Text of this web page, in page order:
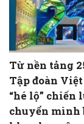
Từ nền tảng
Tập đoàn
“hé lộ” chiến
chuyển mình